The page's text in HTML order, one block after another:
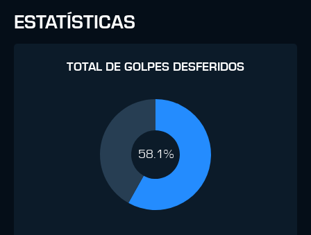
ESTATÍSTICAS
TOTAL DE GOLPES DESFERIDOS
58.1%